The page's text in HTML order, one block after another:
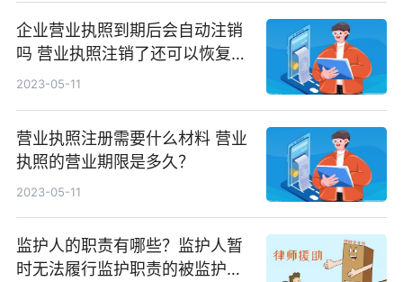
企业营业执照到期后会自动注销
吗 营业执照注销了还可以恢复
吗？
2023-05-11
营业执照注册需要什么材料 营业
执照的营业期限是多久？
2023-05-11
监护人的职责有哪些？监护人暂
时无法履行监护职责的被监护人